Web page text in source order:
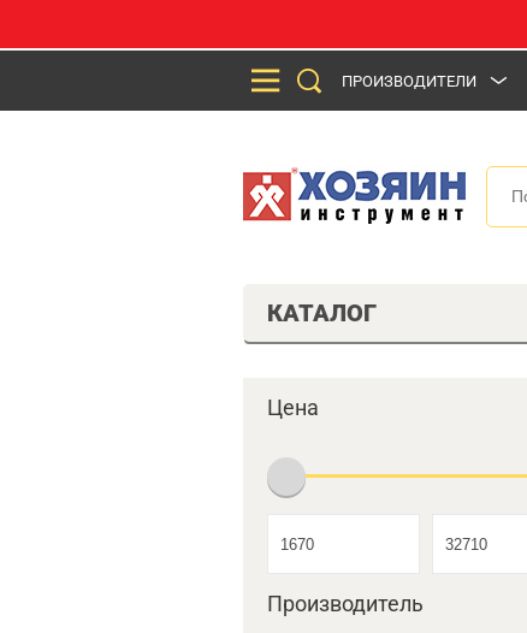
ПРОИЗВОДИТЕЛИ
КАТАЛОГ
Цена
Производитель